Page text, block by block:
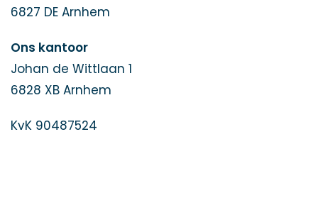
6827 DE Arnhem
Ons kantoor
Johan de Wittlaan 1
6828 XB Arnhem
KvK 90487524